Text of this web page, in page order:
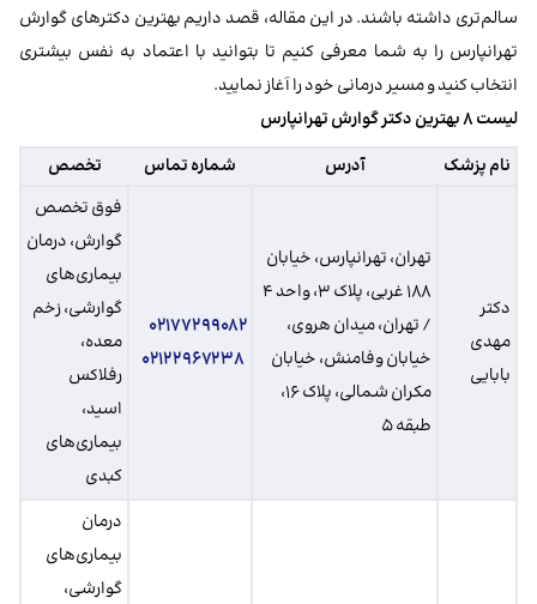
سالم‌تری داشته باشند. در این مقاله، قصد داریم بهترین دکترهای گوارش
تهرانپارس را به شما معرفی کنیم تا بتوانید با اعتماد به نفس بیشتری
انتخاب کنید و مسیر درمانی خود را آغاز نمایید.
لیست ۸ بهترین دکتر گوارش تهرانپارس
نام پزشک
آدرس شماره تماس تخصص
دکتر
مهدی
بابایی
تهران، تهرانپارس، خیابان
۱۸۸ غربی، پلاک ۳، واحد ۴
/ تهران، میدان هروی،
خیابان وفامنش، خیابان
مکران شمالی، پلاک ۱۶،
طبقه ۵
۰۲۱۷۷۲۹۹۰۸۲
۰۲۱۲۲۹۶۷۲۳۸
فوق تخصص
گوارش، درمان
بیماری‌های
گوارشی، زخم
معده،
رفلاکس
اسید،
بیماری‌های
کبدی
درمان
بیماری‌های
گوارشی،